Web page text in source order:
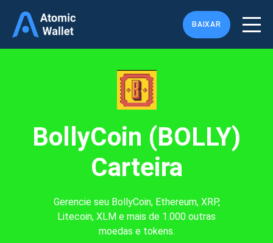
BAIXAR
BollyCoin (BOLLY)
Carteira
Gerencie seu BollyCoin, Ethereum, XRP,
Litecoin, XLM e mais de 1.000 outras
moedas e tokens.